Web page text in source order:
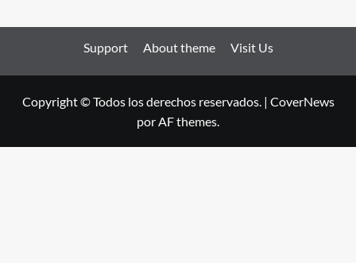
Support About theme Visit Us
Copyright © Todos los derechos reservados. | CoverNews
por AF themes.